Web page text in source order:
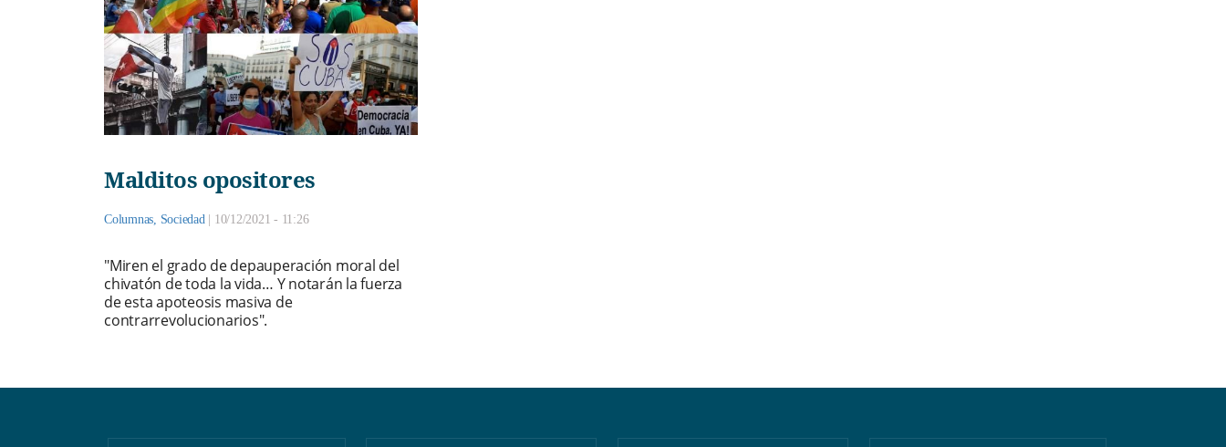
Malditos opositores
Columnas, Sociedad 10/12/2021 - 11:26
"Miren el grado de depauperación moral del
chivatón de toda la vida… Y notarán la fuerza
de esta apoteosis masiva de
contrarrevolucionarios".